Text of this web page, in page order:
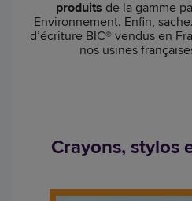
produits de la gamme
Environnement. Enfin,
d’écriture BIC® vendus en
nos usines
Crayons, stylos